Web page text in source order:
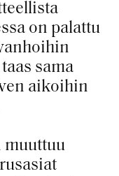
on palattu
sama
aikoihin
muuttuu